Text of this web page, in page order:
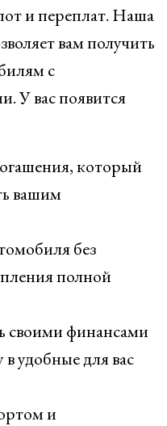
и переплат. Наша
вам получить
с
У вас появится
который
вашим
без
полной
своими финансами
удобные для вас
и